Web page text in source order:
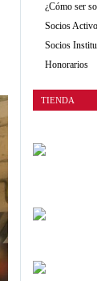
¿Cómo ser
Socios
Socios
Honorarios
TIENDA